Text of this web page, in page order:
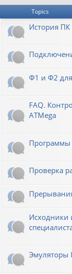
Topics
История ПК
Ф1 и Ф2
FAQ.
ATMega
Программы
Проверка
Исходники
Эмуляторы